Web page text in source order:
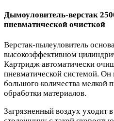
Дымоуловитель-верстак
пневматической очисткой
Верстак-пылеуловитель
высокоэффективном
Картридж автоматически
пневматической системой.
большого количества мелкой
обработки материалов.
Загрязненный воздух уходит